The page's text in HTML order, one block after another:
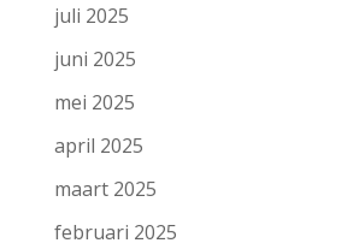
juli 2025
juni 2025
mei 2025
april 2025
maart 2025
februari 2025